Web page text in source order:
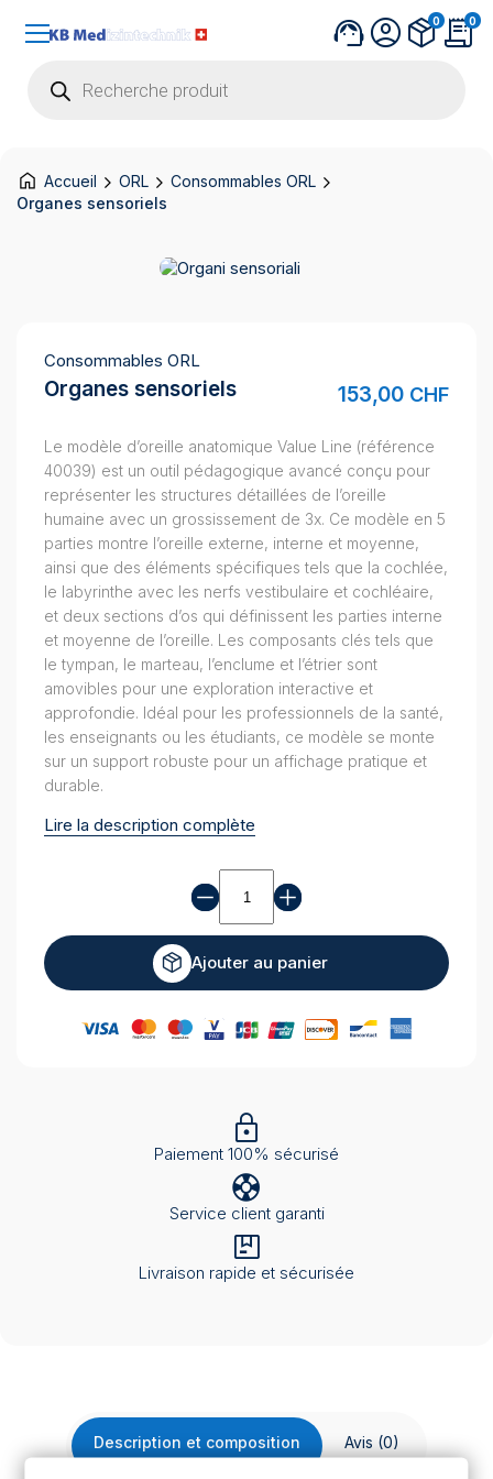
produits
0 0
Accueil ORL
Consommables ORL
Organes sensoriels
Consommables ORL
Organes sensoriels 153,00 CHF
Le modèle d’oreille anatomique Value Line (référence
40039) est un outil pédagogique avancé conçu pour
représenter les structures détaillées de l’oreille
humaine avec un grossissement de 3x. Ce modèle en 5
parties montre l’oreille externe, interne et moyenne,
ainsi que des éléments spécifiques tels que la cochlée,
le labyrinthe avec les nerfs vestibulaire et cochléaire,
et deux sections d’os qui définissent les parties interne
et moyenne de l’oreille. Les composants clés tels que
le tympan, le marteau, l’enclume et l’étrier sont
amovibles pour une exploration interactive et
approfondie. Idéal pour les professionnels de la santé,
les enseignants ou les étudiants, ce modèle se monte
sur un support robuste pour un affichage pratique et
durable.
Lire la description complète
quantité
de
sensoriels
Ajouter au panier
Paiement 100% sécurisé
Service client garanti
Livraison rapide et sécurisée
Description et composition Avis (0)